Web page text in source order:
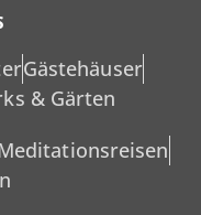
Gästehäuser
& Gärten